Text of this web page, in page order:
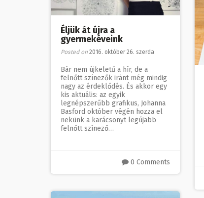
Éljük át újra a
gyermekéveink
Posted on 2016. október 26. szerda
Bár nem újkeletű a hír, de a
felnőtt színezők iránt még mindig
nagy az érdeklődés. És akkor egy
kis aktuális: az egyik
legnépszerűbb grafikus, Johanna
Basford október végén hozza el
nekünk a karácsonyt legújabb
felnőtt színező…
0 Comments